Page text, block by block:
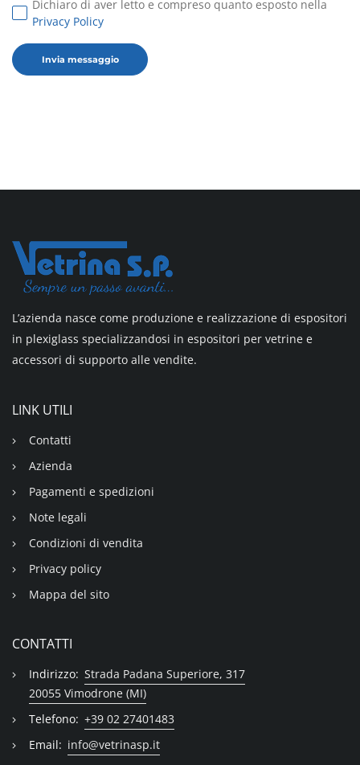
Dichiaro di aver letto e compreso quanto esposto nella
Privacy Policy
L’azienda nasce come produzione e realizzazione di espositori
in plexiglass specializzandosi in espositori per vetrine e
accessori di supporto alle vendite.
LINK UTILI
Contatti
Azienda
Pagamenti e spedizioni
Note legali
Condizioni di vendita
Privacy policy
Mappa del sito
CONTATTI
Indirizzo: Strada Padana Superiore, 317
20055 Vimodrone (MI)
Telefono: +39 02 27401483
Email: info@vetrinasp.it